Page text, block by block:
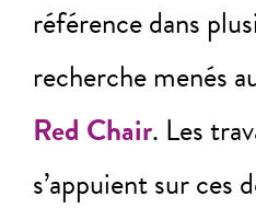
référence dans
recherche menés
Red Chair. Les
s’appuient sur ces